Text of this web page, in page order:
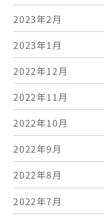
2023年2月
2023年1月
2022年12月
2022年11月
2022年10月
2022年9月
2022年8月
2022年7月